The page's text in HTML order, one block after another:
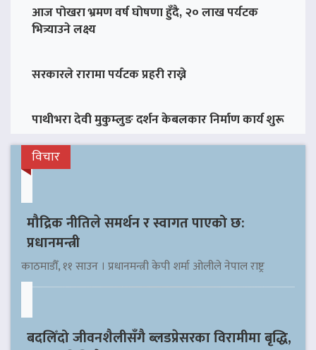
आज पोखरा भ्रमण वर्ष घोषणा हुँदै, २० लाख पर्यटक
भित्र्याउने लक्ष्य
सरकारले रारामा पर्यटक प्रहरी राख्ने
पाथीभरा देवी मुकुम्लुङ दर्शन केबलकार निर्माण कार्य शुरू
विचार
मौद्रिक नीतिले समर्थन र स्वागत पाएको छ:
प्रधानमन्त्री
काठमाडौँ, ११ साउन । प्रधानमन्त्री केपी शर्मा ओलीले नेपाल राष्ट्र
बदलिँदो जीवनशैलीसँगै ब्लडप्रेसरका विरामीमा बृद्धि,